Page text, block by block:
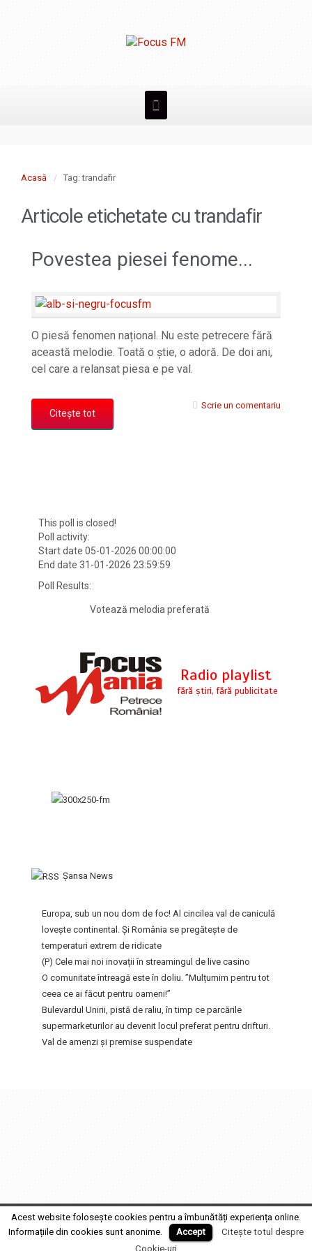
Acasă Tag: trandafir
Articole etichetate cutrandafir
Povestea piesei fenome...
O piesă fenomen național. Nu este petrecere fără
această melodie. Toată o știe, o adoră. De doi ani,
cel care a relansat piesa e pe val.
Citește tot
Scrie un comentariu
This poll is closed!
Poll activity:
Start date 05-01-2026 00:00:00
End date 31-01-2026 23:59:59
Poll Results:
Votează melodia preferată
Şansa News
Europa, sub un nou dom de foc! Al cincilea val de caniculă
lovește continental. Și România se pregătește de
temperaturi extrem de ridicate
(P) Cele mai noi inovații în streamingul de live casino
O comunitate întreagă este în doliu. ”Mulțumim pentru tot
ceea ce ai făcut pentru oameni!”
Bulevardul Unirii, pistă de raliu, în timp ce parcările
supermarketurilor au devenit locul preferat pentru drifturi.
Val de amenzi și premise suspendate
Acest website folosește cookies pentru a îmbunătăți experiența online.
Informațiile din cookies sunt anonime.
Accept
Citește totul despre
Cookie-uri